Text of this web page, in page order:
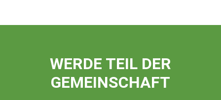
WERDE TEIL DER
GEMEINSCHAFT